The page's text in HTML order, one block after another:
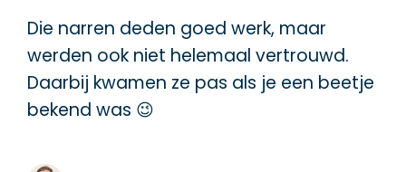
Die narren deden goed werk, maar
werden ook niet helemaal vertrouwd.
Daarbij kwamen ze pas als je een beetje
bekend was 😉